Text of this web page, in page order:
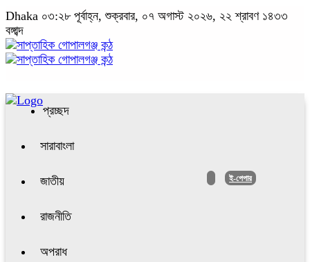
Dhaka ০৩:২৮ পূর্বাহ্ন, শুক্রবার, ০৭ অগাস্ট ২০২৬, ২২ শ্রাবণ ১৪৩৩
বঙ্গাব্দ
ই-পেপার
প্রচ্ছদ
সারাবাংলা
জাতীয়
রাজনীতি
অপরাধ